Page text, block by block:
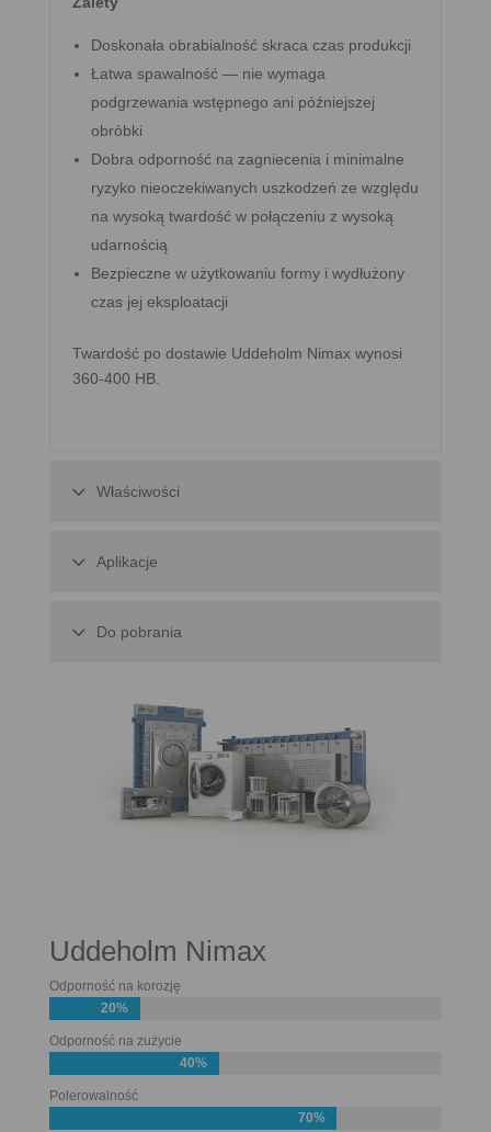
Doskonała obrabialność skraca czas produkcji
Łatwa spawalność — nie wymaga
podgrzewania wstępnego ani późniejszej
obróbki
Dobra odporność na zagniecenia i minimalne
ryzyko nieoczekiwanych uszkodzeń ze względu
na wysoką twardość w połączeniu z wysoką
udarnością
Bezpieczne w użytkowaniu formy i wydłużony
czas jej eksploatacji
Twardość po dostawie Uddeholm Nimax wynosi
360-400 HB.
Właściwości
Aplikacje
Do pobrania
Uddeholm Nimax
Odporność na korozję
20%
Odporność na zużycie
40%
Polerowalność
70%